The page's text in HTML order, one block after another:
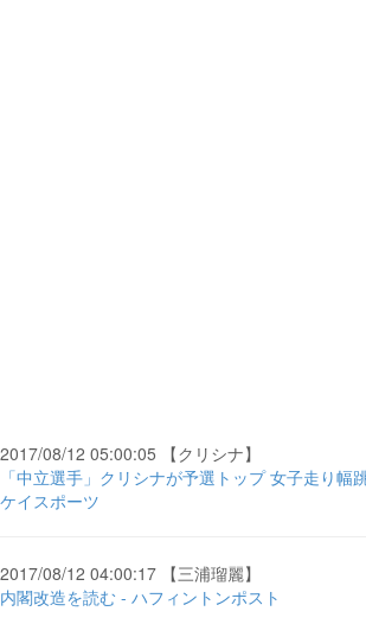
2017/08/12 05:00:05 【クリシナ】
「中立選手」クリシナが予選トップ 女子走り幅
ケイスポーツ
2017/08/12 04:00:17 【三浦瑠麗】
内閣改造を読む - ハフィントンポスト